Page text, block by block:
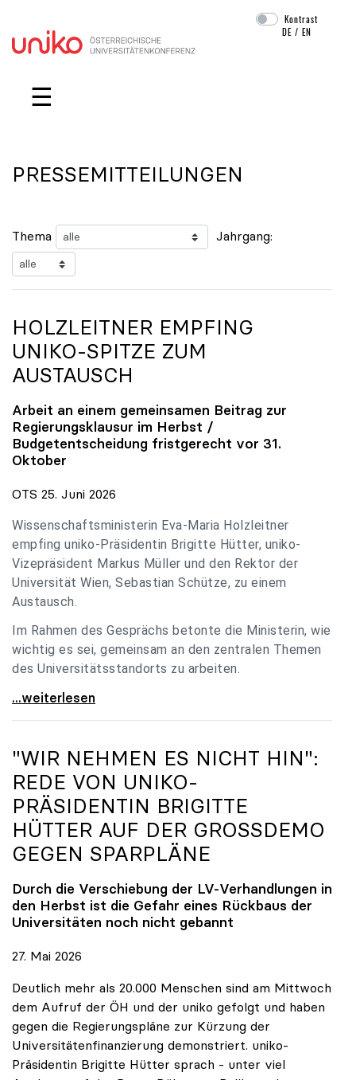
Navigation überspringen
Kontrast
DE /EN
☰
PRESSEMITTEILUNGEN
Thema Jahrgang:
HOLZLEITNER EMPFING
UNIKO-SPITZE ZUM
AUSTAUSCH
Arbeit an einem gemeinsamen Beitrag zur
Regierungsklausur im Herbst /
Budgetentscheidung fristgerecht vor 31.
Oktober
OTS 25. Juni 2026
Wissenschaftsministerin Eva-Maria Holzleitner
empfing uniko-Präsidentin Brigitte Hütter, uniko-
Vizepräsident Markus Müller und den Rektor der
Universität Wien, Sebastian Schütze, zu einem
Austausch.
Im Rahmen des Gesprächs betonte die Ministerin, wie
wichtig es sei, gemeinsam an den zentralen Themen
des Universitätsstandorts zu arbeiten.
Holzleitner empfing uniko-Spitze zum Austausch
...weiterlesen
"WIR NEHMEN ES NICHT HIN":
REDE VON UNIKO-
PRÄSIDENTIN BRIGITTE
HÜTTER AUF DER GROSSDEMO G
EGEN SPARPLÄNE
Durch die Verschiebung der LV-Verhandlungen in
den Herbst ist die Gefahr eines Rückbaus der
Universitäten noch nicht gebannt
27. Mai 2026
Deutlich mehr als 20.000 Menschen sind am Mittwoch
dem Aufruf der ÖH und der uniko gefolgt und haben
gegen die Regierungspläne zur Kürzung der
Universitätenfinanzierung demonstriert. uniko-
Präsidentin Brigitte Hütter sprach - unter viel